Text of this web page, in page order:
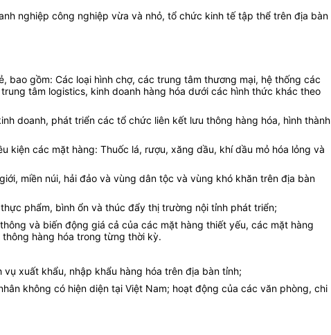
nghiệp công nghiệp vừa và nhỏ, tổ chức kinh tế tập thể trên địa bàn
bao gồm: Các loại hình chợ, các trung tâm thương mại, hệ thống các
tâm logistics, kinh doanh hàng hóa dưới các hình thức khác theo
doanh, phát triển các tổ chức liên kết lưu thông hàng hóa, hình thành
kiện các mặt hàng: Thuốc lá, rượu, xăng dầu, khí dầu mỏ hóa lỏng và
miền núi, hải đảo và vùng dân tộc và vùng khó khăn trên địa bàn
phẩm, bình ổn và thúc đẩy thị trường nội tỉnh phát triển;
và biến động giá cả của các mặt hàng thiết yếu, các mặt hàng
hàng hóa trong từng thời kỳ.
xuất khẩu, nhập khẩu hàng hóa trên địa bàn tỉnh;
không có hiện diện tại Việt Nam; hoạt động của các văn phòng, chi